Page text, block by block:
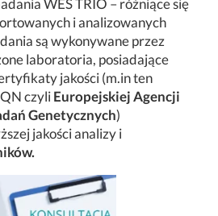
WES TRIO – różniące się
i analizowanych
są wykonywane przez
laboratoria, posiadające
jakości (m.in ten
czyliEuropejskiej Agencji
Genetycznych)
jakości analizy i